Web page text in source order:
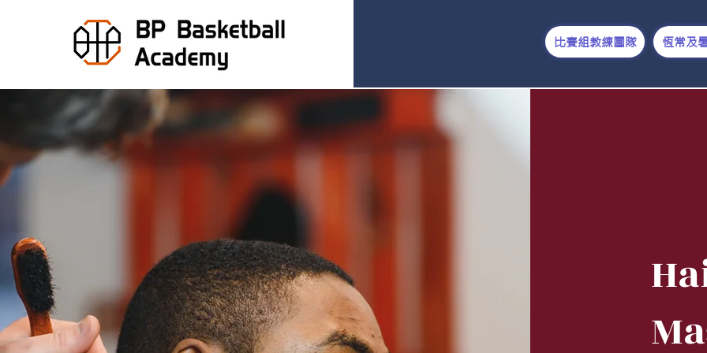
比賽組教練團隊 恆常及